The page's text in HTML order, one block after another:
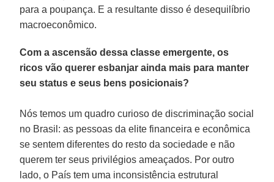
para a poupança. E a resultante disso é desequilíbrio
macroeconômico.
Com a ascensão dessa classe emergente, os
ricos vão querer esbanjar ainda mais para manter
seu status e seus bens posicionais?
Nós temos um quadro curioso de discriminação social
no Brasil: as pessoas da elite financeira e econômica
se sentem diferentes do resto da sociedade e não
querem ter seus privilégios ameaçados. Por outro
lado, o País tem uma inconsistência estrutural